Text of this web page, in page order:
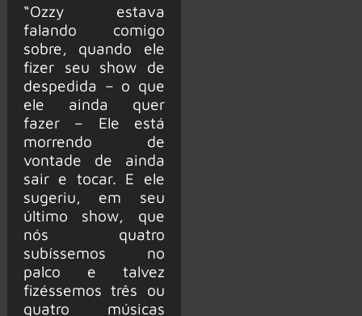
“Ozzy estava
falando comigo
sobre, quando ele
fizer seu show de
despedida – o que
ele ainda quer
fazer – Ele está
morrendo de
vontade de ainda
sair e tocar. E ele
sugeriu, em seu
último show, que
nós quatro
subíssemos no
palco e talvez
fizéssemos três ou
quatro músicas